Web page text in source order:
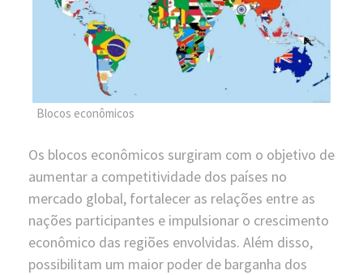
Blocos econômicos
Os blocos econômicos surgiram com o objetivo de
aumentar a competitividade dos países no
mercado global, fortalecer as relações entre as
nações participantes e impulsionar o crescimento
econômico das regiões envolvidas. Além disso,
possibilitam um maior poder de barganha dos